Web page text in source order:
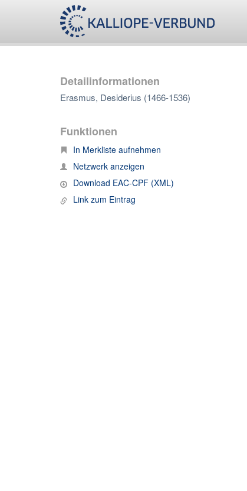
Detailinformationen
Erasmus, Desiderius (1466-1536)
Funktionen
In Merkliste aufnehmen
Netzwerk anzeigen
Download EAC-CPF (XML)
Link zum Eintrag